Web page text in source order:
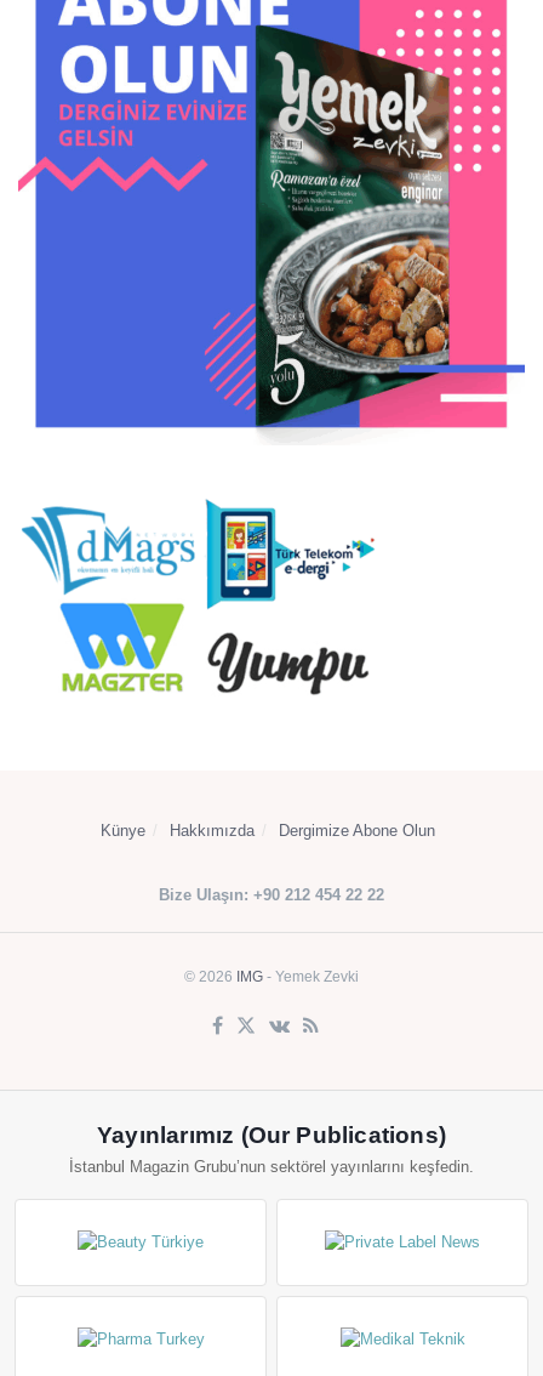
Künye Hakkımızda Dergimize Abone Olun
Bize Ulaşın: +90 212 454 22 22
© 2026 IMG - Yemek Zevki
Yayınlarımız (Our Publications)
İstanbul Magazin Grubu’nun sektörel yayınlarını keşfedin.